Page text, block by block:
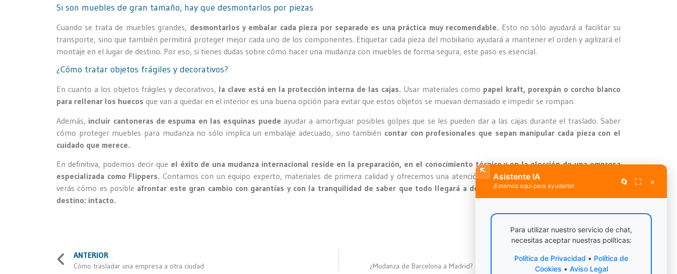
Si son muebles de gran tamaño, hay que desmontarlos por piezas
Cuando se trata de muebles grandes, desmontarlos y embalar cada pieza por separado es una práctica muy recomendable. Esto no sólo ayudará a facilitar su
transporte, sino que también permitirá proteger mejor cada uno de los componentes. Etiquetar cada pieza del mobiliario ayudará a mantener el orden y agilizará el
montaje en el lugar de destino. Por eso, si tienes dudas sobre cómo hacer una mudanza con muebles de forma segura, este paso es esencial.
¿Cómo tratar objetos frágiles y decorativos?
En cuanto a los objetos frágiles y decorativos, la clave está en la protección interna de las cajas. Usar materiales como papel kraft, porexpán o corcho blanco
para rellenar los huecos que van a quedar en el interior es una buena opción para evitar que estos objetos se muevan demasiado e impedir se rompan.
Además, incluir cantoneras de espuma en las esquinas puede ayudar a amortiguar posibles golpes que se les pueden dar a las cajas durante el traslado. Saber
cómo proteger muebles para mudanza no sólo implica un embalaje adecuado, sino también contar con profesionales que sepan manipular cada pieza con el
cuidado que merece.
En definitiva, podemos decir que el éxito de una mudanza internacional reside en la preparación, en el conocimiento técnico y en la elección de una empresa
especializada como Flippers. Contamos con un equipo experto, materiales de primera calidad y ofrecemos una atención personalizada. Si cuentas con nosotros
verás cómo es posible afrontar este gran cambio con garantías y con la tranquilidad de saber que todo llegará a destino tal y como ha salido del lugar de
destino: intacto.
ANTERIOR
Cómo trasladar una empresa a otra ciudad
SIGUIENTE
¿Mudanza de Barcelona a Madrid? Claves para un traslado sin contratiempos
Asistente IA
¡Estamos aquí para ayudarte! 🔄 ⛶ ×
Para utilizar nuestro servicio de chat,
necesitas aceptar nuestras políticas:
Política de Privacidad • Política de
Cookies • Aviso Legal